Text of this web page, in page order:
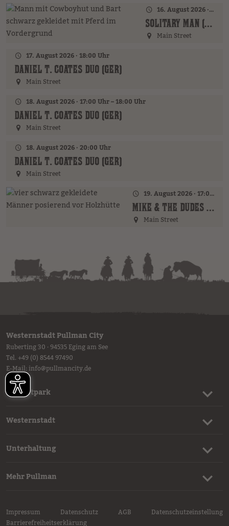
16. August 2026 · 19:00 Uhr
SOLITARY MAN (GER)
Main Street
17. August 2026 · 18:00 Uhr
DANIEL T. COATES DUO (GER)
Main Street
18. August 2026 · 17:00 Uhr – 18:00 Uhr
DANIEL T. COATES DUO (GER)
Main Street
18. August 2026 · 20:00 Uhr
DANIEL T. COATES DUO (GER)
Main Street
19. August 2026 · 17:00 Uhr – 18:00 Uhr
MIKE & THE DUDES (GER)
Main Street
Westernstadt Pullman City
Ruberting 30 · 94535 Eging am See
Tel. +49 (0) 8544 97490
E-Mail:info@pullmancity.de
Freizeitpark
Westernstadt
Unterhaltung
Mehr Pullman
Impressum Datenschutz AGB
Datenschutzeinstellung
Barrierefreiheitserklärung